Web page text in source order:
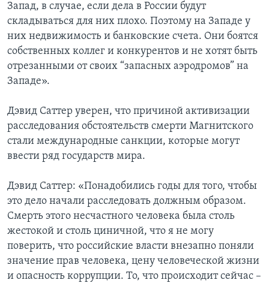
Запад, в случае, если дела в России будут
складываться для них плохо. Поэтому на Западе у
них недвижимость и банковские счета. Они боятся
собственных коллег и конкурентов и не хотят быть
отрезанными от своих “запасных аэродромов” на
Западе».
Дэвид Саттер уверен, что причиной активизации
расследования обстоятельств смерти Магнитского
стали международные санкции, которые могут
ввести ряд государств мира.
Дэвид Саттер: «Понадобились годы для того, чтобы
это дело начали расследовать должным образом.
Смерть этого несчастного человека была столь
жестокой и столь циничной, что я не могу
поверить, что российские власти внезапно поняли
значение прав человека, цену человеческой жизни
и опасность коррупции. То, что происходит сейчас –